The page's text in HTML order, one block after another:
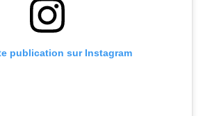
publication sur Instagram